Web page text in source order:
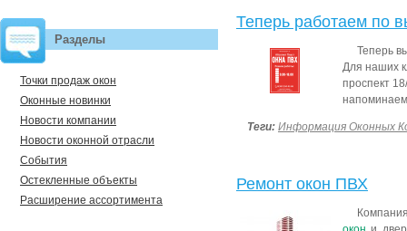
Теперь работаем по
Теперь
Для наших
проспект
Теги: Информация Оконных
Ремонт окон ПВХ
Разделы
Точки продаж окон
Оконные новинки
Новости компании
Новости оконной отрасли
События
Остекленные объекты
Расширение ассортимента